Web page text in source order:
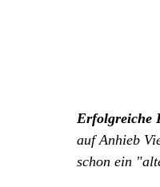
Erfolgreiche
auf Anhieb
schon ein